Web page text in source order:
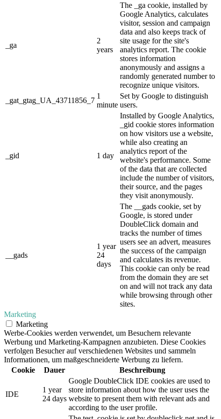
_ga
2
years
The _ga cookie, installed by
Google Analytics, calculates
visitor, session and campaign
data and also keeps track of
site usage for the site's
analytics report. The cookie
stores information
anonymously and assigns a
randomly generated number to
recognize unique visitors.
_gat_gtag_UA_43711856_7
1
minute
Set by Google to distinguish
users.
_gid 1 day
Installed by Google Analytics,
_gid cookie stores information
on how visitors use a website,
while also creating an
analytics report of the
website's performance. Some
of the data that are collected
include the number of visitors,
their source, and the pages
they visit anonymously.
__gads
1 year
24
days
The __gads cookie, set by
Google, is stored under
DoubleClick domain and
tracks the number of times
users see an advert, measures
the success of the campaign
and calculates its revenue.
This cookie can only be read
from the domain they are set
on and will not track any data
while browsing through other
sites.
Marketing
Marketing
Werbe-Cookies werden verwendet, um Besuchern relevante
Werbung und Marketing-Kampagnen anzubieten. Diese Cookies
verfolgen Besucher auf verschiedenen Websites und sammeln
Informationen, um maßgeschneiderte Werbung zu liefern.
Cookie
Dauer Beschreibung
IDE
1 year
24 days
Google DoubleClick IDE cookies are used to
store information about how the user uses the
website to present them with relevant ads and
according to the user profile.